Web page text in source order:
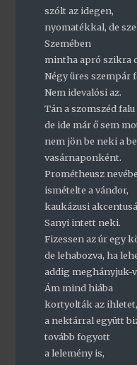
szólt az idegen,
nyomatékkal, de
Szemében
mintha apró szikra
Négy üres szempár
Nem idevalósi az.
Tán a szomszéd
de ide már ő sem
nem jön be neki a
vasárnaponként.
Prométheusz
ismételte a vándor,
kaukázusi
Sanyi intett neki.
Fizessen az úr egy
de lehabozva, ha
addig meghányjuk-
Ám mind hiába
kortyolták az ihletet,
a nektárral együtt
tovább fogyott
a lelemény is,